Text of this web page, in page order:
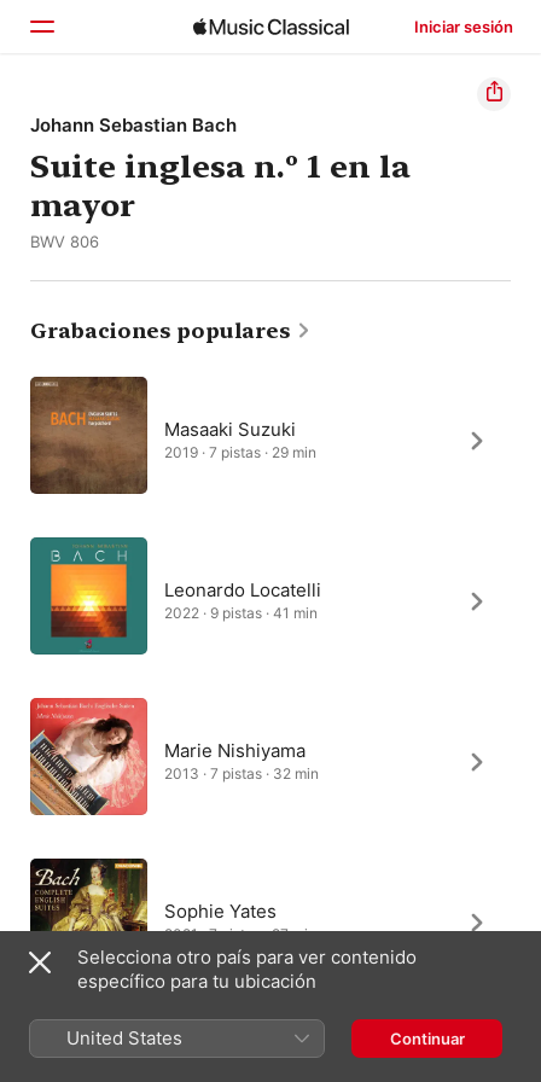
Iniciar sesión
Inicio
Explorar
Buscar
Johann Sebastian Bach
Suite inglesa n.º 1 en la
mayor
BWV 806
Grabaciones populares
Masaaki Suzuki
2019 · 7 pistas · 29 min
Leonardo Locatelli
2022 · 9 pistas · 41 min
Marie Nishiyama
2013 · 7 pistas · 32 min
Sophie Yates
2021 · 7 pistas · 27 min
Selecciona otro país para ver contenido
específico para tu ubicación
United States Continuar